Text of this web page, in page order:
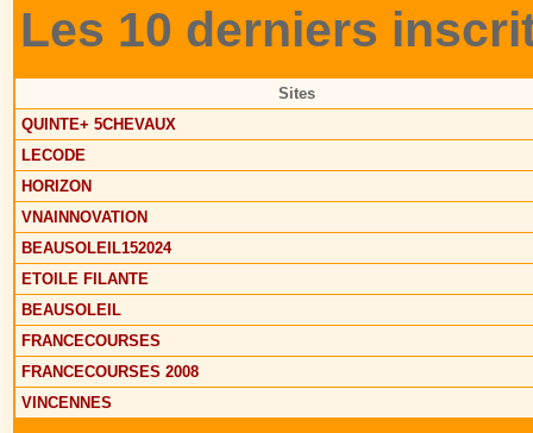
Les 10 derniers
Sites
QUINTE+ 5CHEVAUX
LECODE
HORIZON
VNAINNOVATION
BEAUSOLEIL152024
ETOILE FILANTE
BEAUSOLEIL
FRANCECOURSES
FRANCECOURSES 2008
VINCENNES